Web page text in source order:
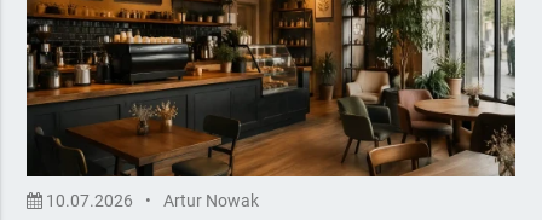
10.07.2026 • Artur Nowak